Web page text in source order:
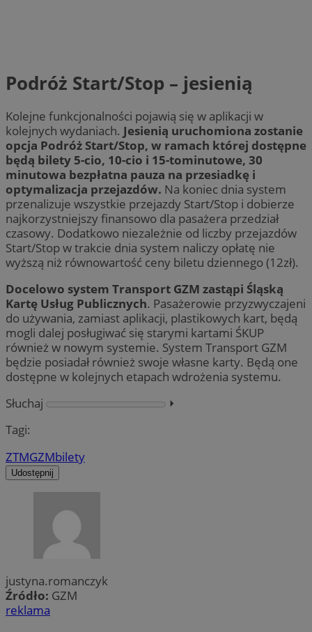
Podróż Start/Stop – jesienią
Kolejne funkcjonalności pojawią się w aplikacji w
kolejnych wydaniach. Jesienią uruchomiona zostanie
opcja Podróż Start/Stop, w ramach której dostępne
będą bilety 5-cio, 10-cio i 15-tominutowe, 30
minutowa bezpłatna pauza na przesiadkę i
optymalizacja przejazdów. Na koniec dnia system
przenalizuje wszystkie przejazdy Start/Stop i dobierze
najkorzystniejszy finansowo dla pasażera przedział
czasowy. Dodatkowo niezależnie od liczby przejazdów
Start/Stop w trakcie dnia system naliczy opłatę nie
wyższą niż równowartość ceny biletu dziennego (12zł).
Docelowo system Transport GZM zastąpi Śląską
Kartę Usług Publicznych. Pasażerowie przyzwyczajeni
do używania, zamiast aplikacji, plastikowych kart, będą
mogli dalej posługiwać się starymi kartami ŚKUP
również w nowym systemie. System Transport GZM
będzie posiadał również swoje własne karty. Będą one
dostępne w kolejnych etapach wdrożenia systemu.
Słuchaj
⏵︎
Tagi:
ZTMGZMbilety
Udostępnij
justyna.romanczyk
Źródło: GZM
reklama